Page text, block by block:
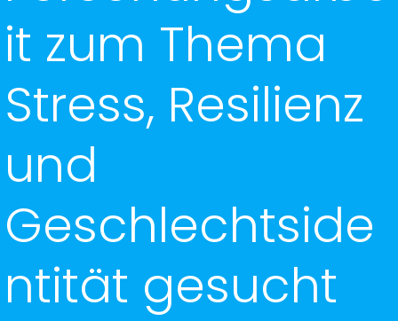
it zum Thema
Stress, Resilienz
und
Geschlechtside
ntität gesucht